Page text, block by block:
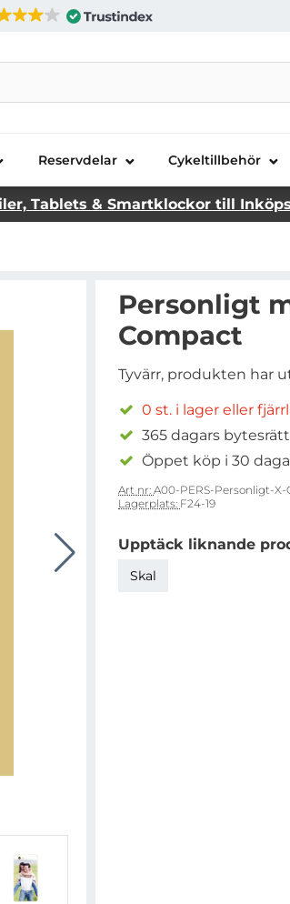
Reservdelar Cykeltillbehör
Tablets & Smartklockor till
Personligt
Compact
Tyvärr, produkten har
0 st. i lager eller
365 dagars bytesrätt
Öppet köp i 30
Art nr: A00-PERS-Personligt-
Lagerplats: F24-19
Upptäck liknande
Skal